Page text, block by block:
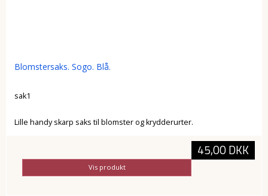
Blomstersaks. Sogo. Blå.
sak1
Lille handy skarp saks til blomster og krydderurter.
45,00 DKK
Vis produkt